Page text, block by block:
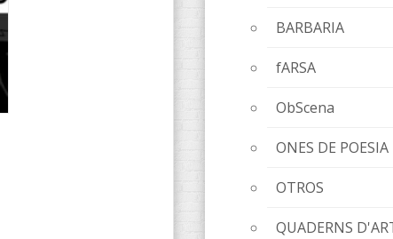
BARBARIA
fARSA
ObScena
ONES DE POESIA
OTROS
QUADERNS